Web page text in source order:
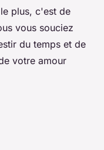
plus, c'est de
vous souciez
du temps et de
votre amour